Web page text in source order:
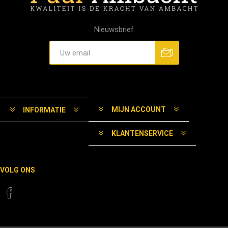
Nieuwsbrief
INFORMATIE MIJN ACCOUNT
KLANTENSERVICE
VOLG ONS